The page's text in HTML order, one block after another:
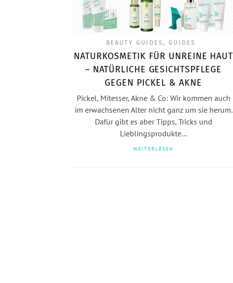
BEAUTY GUIDES , GUIDES
NATURKOSMETIK FÜR UNREINE HAUT
– NATÜRLICHE GESICHTSPFLEGE
GEGEN PICKEL & AKNE
Pickel, Mitesser, Akne & Co: Wir kommen auch
im erwachsenen Alter nicht ganz um sie herum.
Dafür gibt es aber Tipps, Tricks und
Lieblingsprodukte…
WEITERLESEN